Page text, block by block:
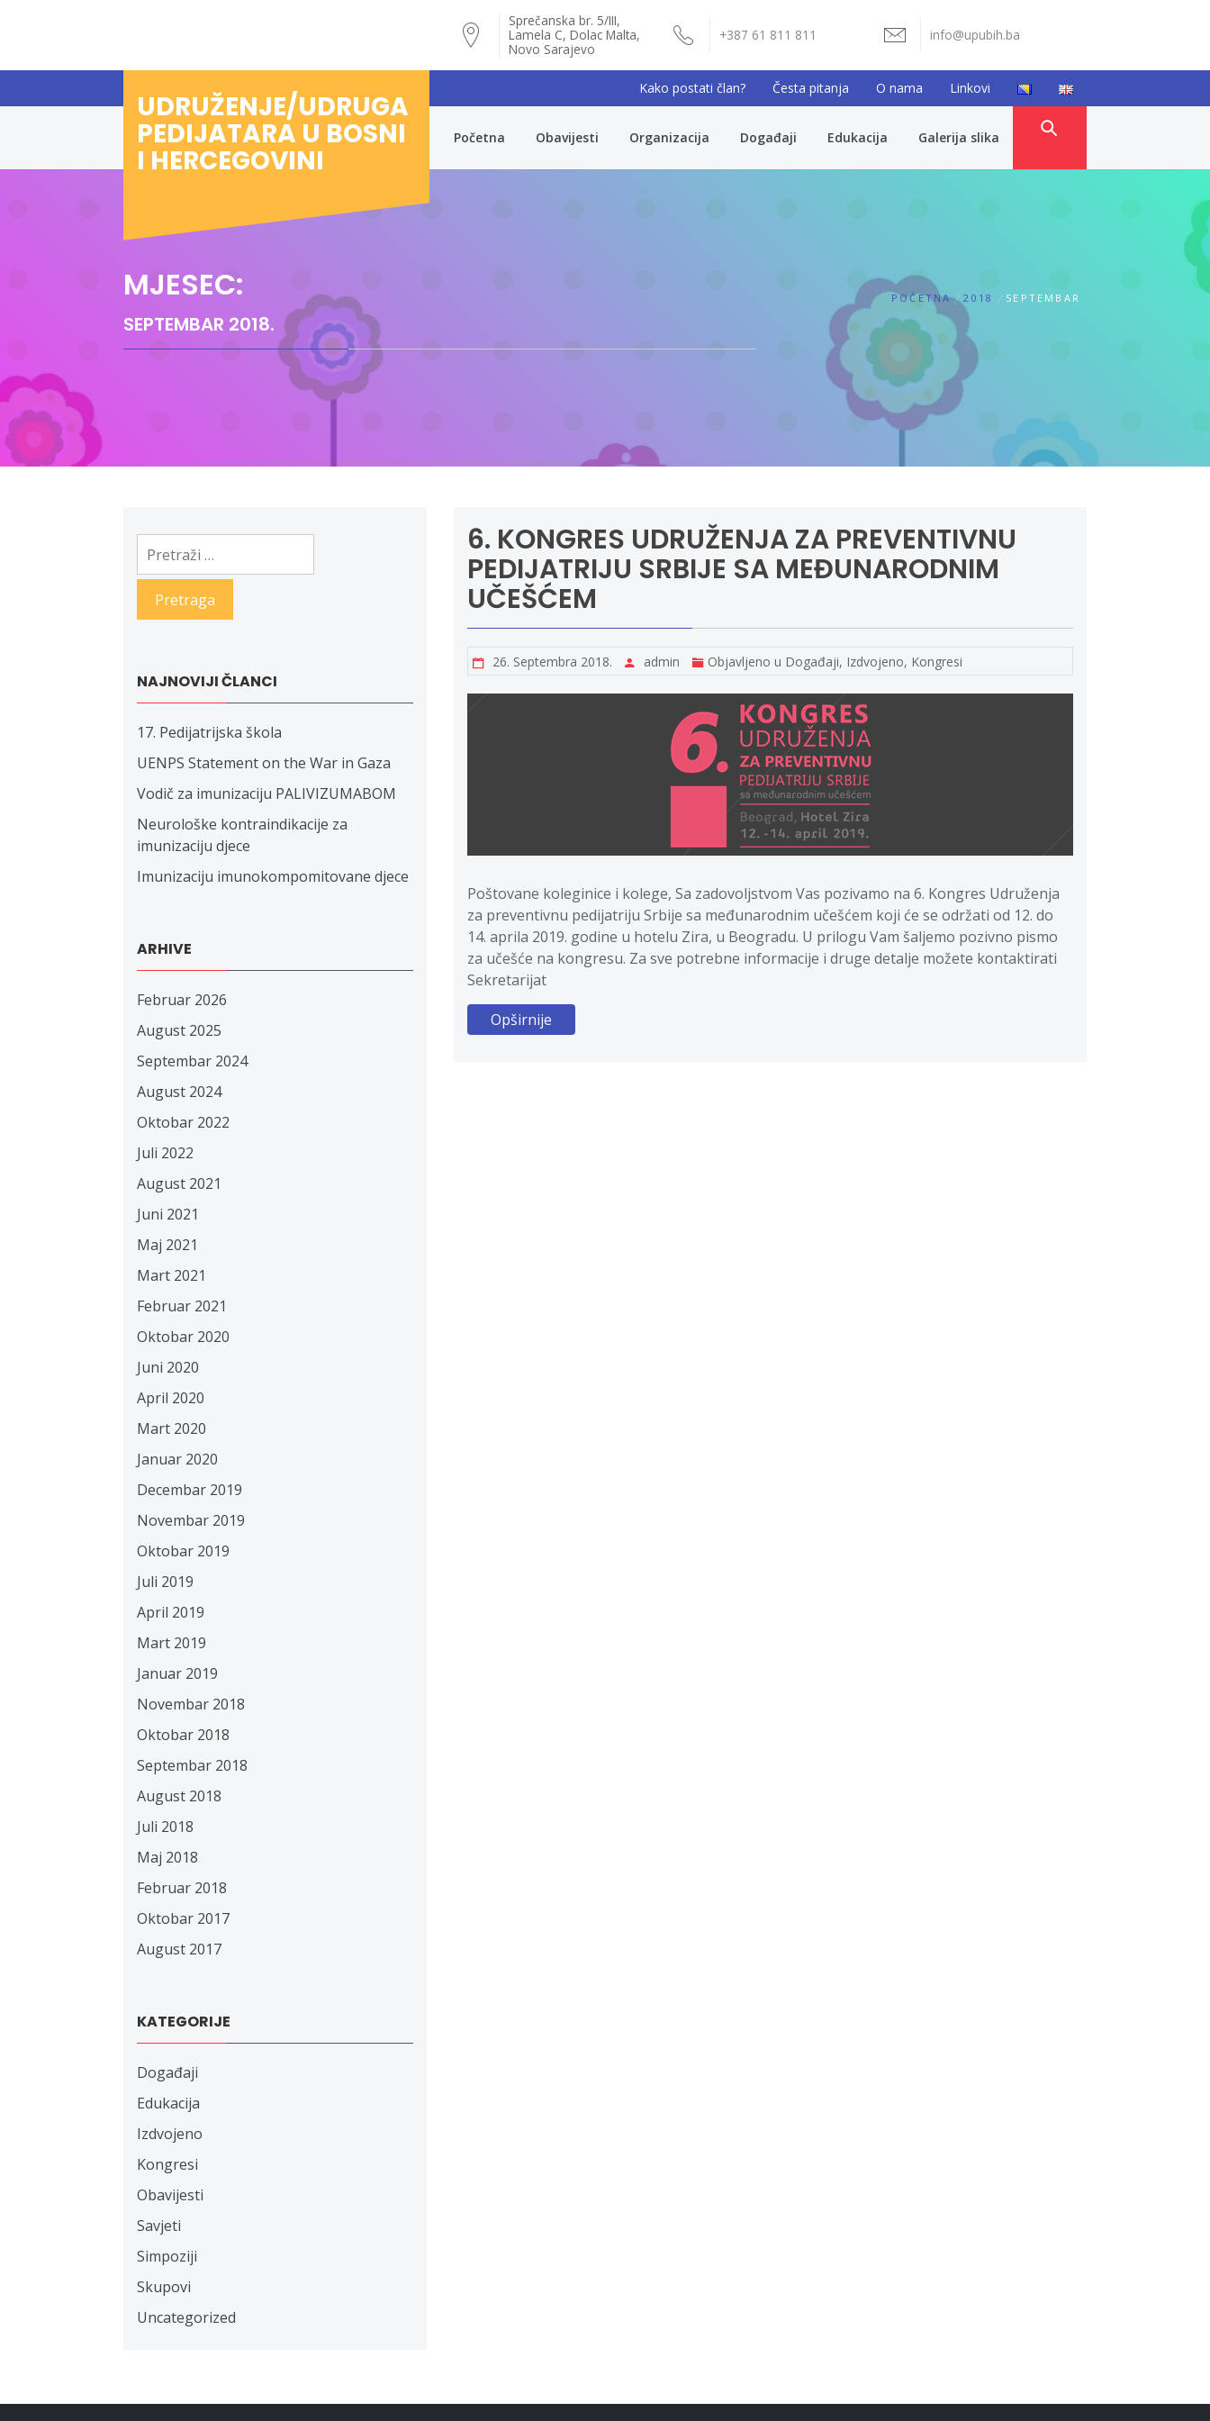
Sprečanska br. 5/III,
Lamela C, Dolac Malta,
Novo Sarajevo
+387 61 811 811 info@upubih.ba
Kako postati član? Česta pitanja O nama Linkovi
UDRUŽENJE/UDRUGA
PEDIJATARA U BOSNI
I HERCEGOVINI
Početna Obavijesti Organizacija Događaji Edukacija Galerija slika
MJESEC:
SEPTEMBAR 2018.
POČETNA 2018 SEPTEMBAR
6. KONGRES UDRUŽENJA ZA PREVENTIVNU
PEDIJATRIJU SRBIJE SA MEĐUNARODNIM
UČEŠĆEM
26. Septembra 2018. admin Objavljeno u Događaji, Izdvojeno, Kongresi
Poštovane koleginice i kolege, Sa zadovoljstvom Vas pozivamo na 6. Kongres Udruženja
za preventivnu pedijatriju Srbije sa međunarodnim učešćem koji će se održati od 12. do
14. aprila 2019. godine u hotelu Zira, u Beogradu. U prilogu Vam šaljemo pozivno pismo
za učešće na kongresu. Za sve potrebne informacije i druge detalje možete kontaktirati
Sekretarijat
Opširnije
Pretraga:
NAJNOVIJI ČLANCI
17. Pedijatrijska škola
UENPS Statement on the War in Gaza
Vodič za imunizaciju PALIVIZUMABOM
Neurološke kontraindikacije za
imunizaciju djece
Imunizaciju imunokompomitovane djece
ARHIVE
Februar 2026
August 2025
Septembar 2024
August 2024
Oktobar 2022
Juli 2022
August 2021
Juni 2021
Maj 2021
Mart 2021
Februar 2021
Oktobar 2020
Juni 2020
April 2020
Mart 2020
Januar 2020
Decembar 2019
Novembar 2019
Oktobar 2019
Juli 2019
April 2019
Mart 2019
Januar 2019
Novembar 2018
Oktobar 2018
Septembar 2018
August 2018
Juli 2018
Maj 2018
Februar 2018
Oktobar 2017
August 2017
KATEGORIJE
Događaji
Edukacija
Izdvojeno
Kongresi
Obavijesti
Savjeti
Simpoziji
Skupovi
Uncategorized